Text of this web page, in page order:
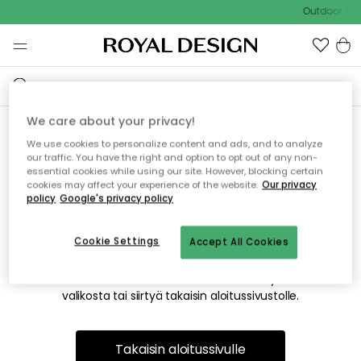
Outdoor
Emme valitettavasti löydä
etsimääsi sivua
Tämä voi johtua siitä, että sivua ei enää ole tai siitä, että se
on siirretty muualle. Pahoittelemme tästä mahdollisesti
valikosta tai siirtyä takaisin aloitussivustolle.
Takaisin aloitussivulle
We care about your privacy!
We use cookies to personalize content and ads, and to analyze
our traffic. You have the right and option to opt out of any non-
essential cookies while using our site. However, blocking certain
cookies may affect your experience of the website. Our privacy
policy Google's privacy policy
Accept All Cookies
Cookie Settings